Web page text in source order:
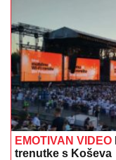
EMOTIVAN VIDEO
trenutke s Koševa